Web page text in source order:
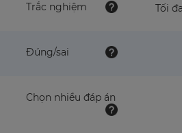
Trắc nghiệm Tối
Đúng/sai
Chọn nhiều đáp án